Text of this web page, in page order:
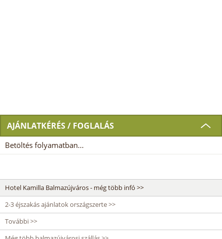
AJÁNLATKÉRÉS / FOGLALÁS
Betöltés folyamatban...
Hotel Kamilla Balmazújváros - még több infó >>
2-3 éjszakás ajánlatok országszerte >>
További >>